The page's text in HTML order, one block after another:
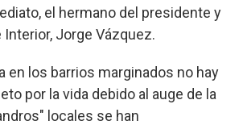
el hermano del presidente y
Jorge Vázquez.
en los barrios marginados no hay
por la vida debido al auge de la
locales se han